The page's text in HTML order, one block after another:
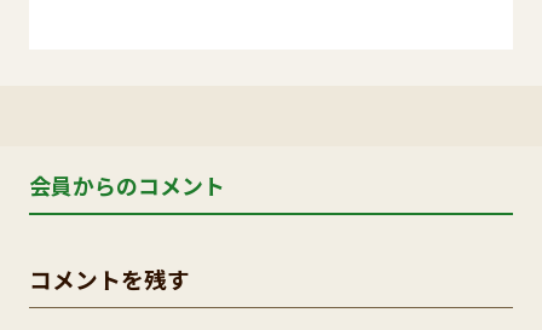
会員からのコメント
コメントを残す